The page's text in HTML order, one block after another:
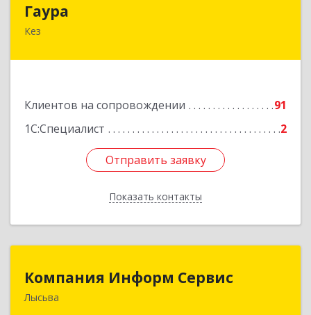
Гаура
Кез
Клиентов на сопровождении
91
1С:Специалист
2
Отправить заявку
Показать контакты
Отправить заявку
Назад
Компания Информ Сервис
Лысьва
Компания Информ Сервис
618909, Пермский край, Лысьва г, Металлистов